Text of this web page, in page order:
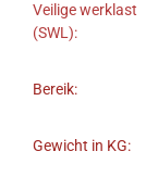
Veilige werklast
(SWL):
Bereik:
Gewicht in KG: